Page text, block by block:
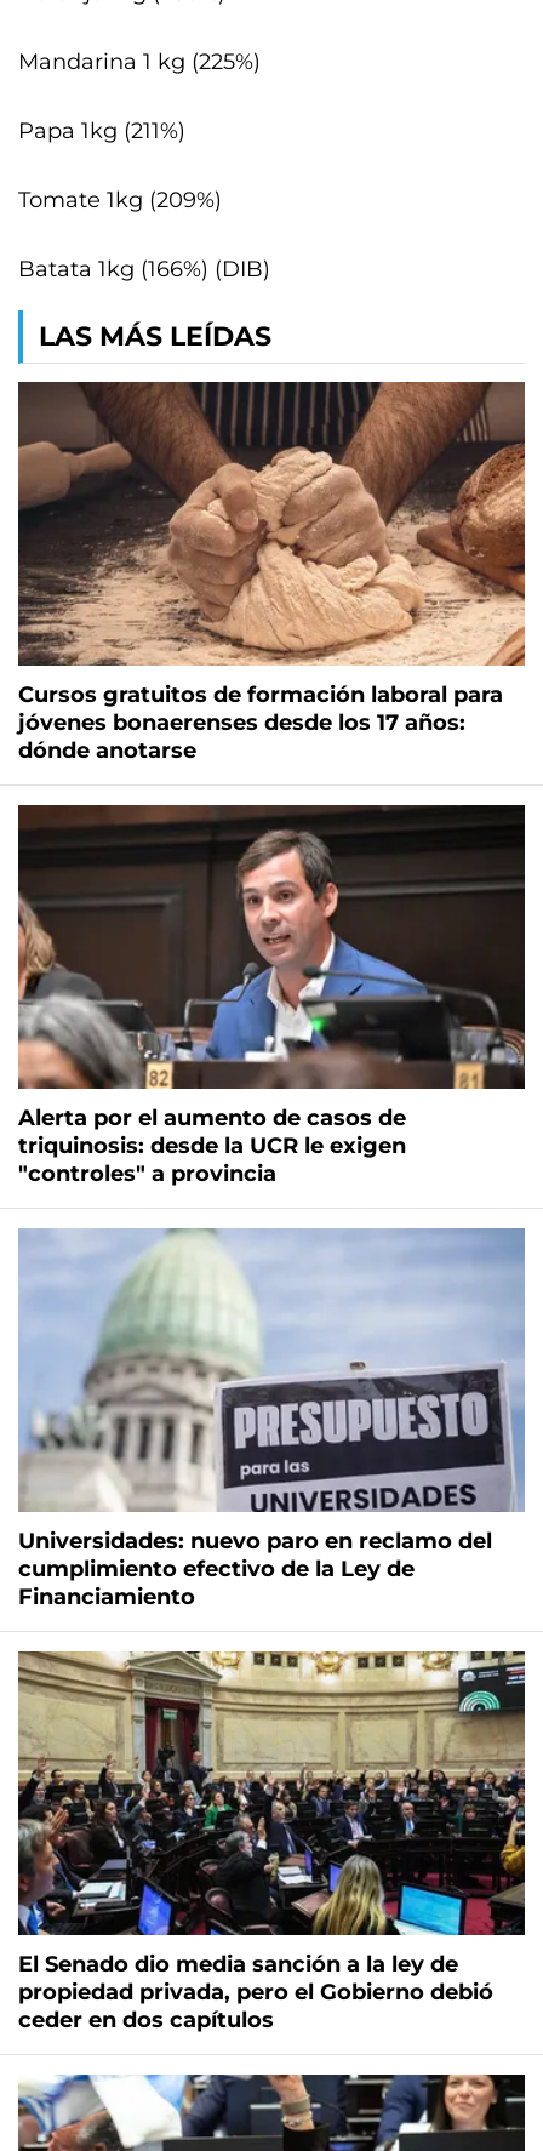
Mandarina 1 kg (225%)
Papa 1kg (211%)
Tomate 1kg (209%)
Batata 1kg (166%) (DIB)
LAS MÁS LEÍDAS
Cursos gratuitos de formación laboral para
jóvenes bonaerenses desde los 17 años:
dónde anotarse
Alerta por el aumento de casos de
triquinosis: desde la UCR le exigen
"controles" a provincia
Universidades: nuevo paro en reclamo del
cumplimiento efectivo de la Ley de
Financiamiento
El Senado dio media sanción a la ley de
propiedad privada, pero el Gobierno debió
ceder en dos capítulos